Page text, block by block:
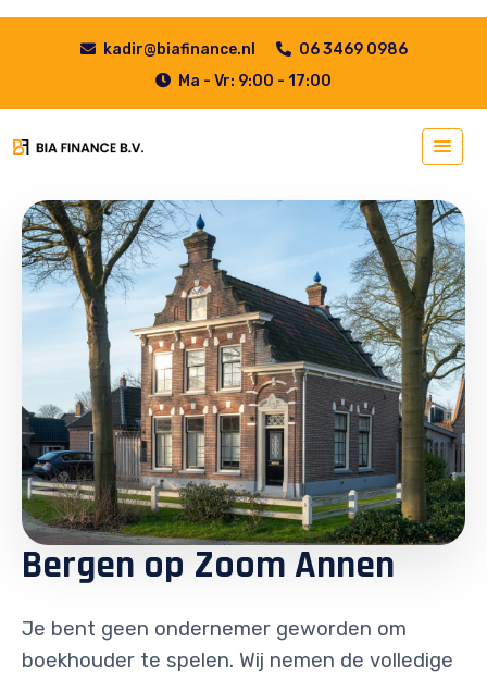
kadir@biafinance.nl
06 3469 0986
Ma - Vr: 9:00 - 17:00
Bergen op Zoom Annen
Je bent geen ondernemer geworden om
boekhouder te spelen. Wij nemen de volledige